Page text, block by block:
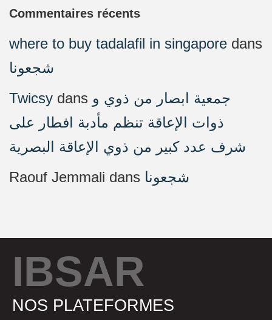
Commentaires récents
where to buy tadalafil in singapore dans
شجعونا
Twicsy dans جمعية ابصار من ذوي و
ذوات الإعاقة تنظم مأدبة افطار على
شرف عدد كبير من ذوي الإعاقة البصرية
Raouf Jemmali dans شجعونا
IBSAR
NOS PLATEFORMES